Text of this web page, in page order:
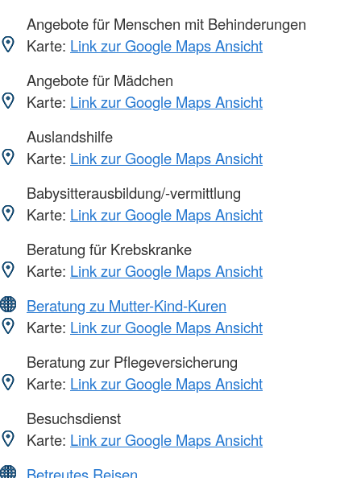
Angebote für Menschen mit Behinderungen
Karte: Link zur Google Maps Ansicht
Angebote für Mädchen
Karte: Link zur Google Maps Ansicht
Auslandshilfe
Karte: Link zur Google Maps Ansicht
Babysitterausbildung/-vermittlung
Karte: Link zur Google Maps Ansicht
Beratung für Krebskranke
Karte: Link zur Google Maps Ansicht
Beratung zu Mutter-Kind-Kuren
Karte: Link zur Google Maps Ansicht
Beratung zur Pflegeversicherung
Karte: Link zur Google Maps Ansicht
Besuchsdienst
Karte: Link zur Google Maps Ansicht
Betreutes Reisen